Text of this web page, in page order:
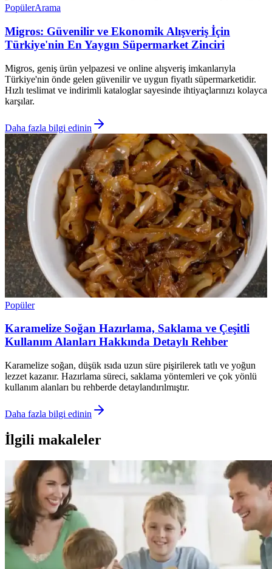
PopülerArama
Migros: Güvenilir ve Ekonomik Alışveriş İçin
Türkiye'nin En Yaygın Süpermarket Zinciri
Migros, geniş ürün yelpazesi ve online alışveriş imkanlarıyla
Türkiye'nin önde gelen güvenilir ve uygun fiyatlı süpermarketidir.
Hızlı teslimat ve indirimli kataloglar sayesinde ihtiyaçlarınızı kolayca
karşılar.
Daha fazla bilgi edinin
Popüler
Karamelize Soğan Hazırlama, Saklama ve Çeşitli
Kullanım Alanları Hakkında Detaylı Rehber
Karamelize soğan, düşük ısıda uzun süre pişirilerek tatlı ve yoğun
lezzet kazanır. Hazırlama süreci, saklama yöntemleri ve çok yönlü
kullanım alanları bu rehberde detaylandırılmıştır.
Daha fazla bilgi edinin
İlgili makaleler